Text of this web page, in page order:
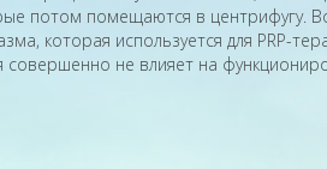
потом помещаются в центрифугу.
которая используется для
не влияет на